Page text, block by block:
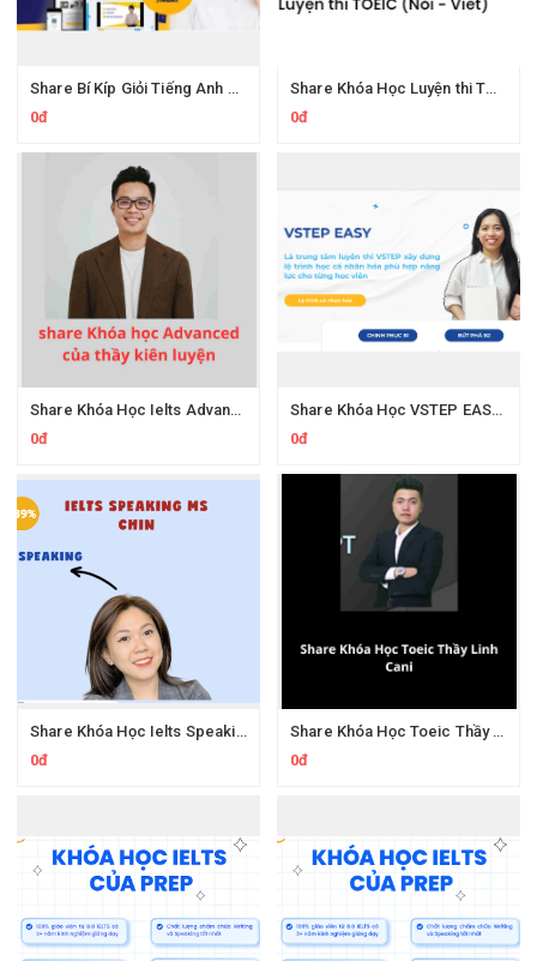
Share Bí Kíp Giỏi Tiếng Anh Trong 3 Tháng Cho Người Học Hệ Mất Gốc
0đ
Share Khóa Học Luyện thi TOEIC Nói Viết Cô Mai Phương
0đ
Share Khóa Học Ielts Advanced Thầy Kiên Luyện
0đ
Share Khóa Học VSTEP EASY 6 Tuần Chinh Phục B2 VSTEP
0đ
Share Khóa Học Ielts Speaking Ms.Chin
0đ
Share Khóa Học Toeic Thầy Linh Cani
0đ